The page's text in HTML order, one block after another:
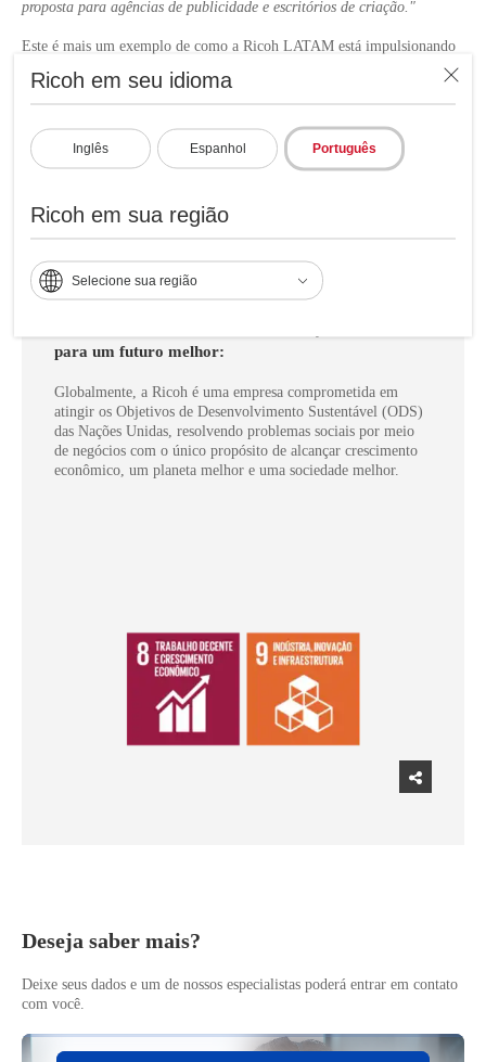
Ricoh em seu idioma
Inglês Espanhol Português
Ricoh em sua região
Selecione sua região
proposta para agências de publicidade e escritórios de criação."
Este é mais um exemplo de como a Ricoh LATAM está impulsionando
a transformação digital no setor de artes gráficas, acompanhando seus
clientes em todas as etapas de crescimento. A Gráfica Maguncia e a
Ricoh criam em conjunto experiências inovadoras no espaço de
trabalho, aumentando a produtividade, a qualidade e a capacidade de
resposta a um mercado cada vez mais exigente.
A Ricoh Latin America e Grafico Maguncia em
conjunto em apoio aos Objetivos de
para um futuro melhor:
Globalmente, a Ricoh é uma empresa comprometida em
atingir os Objetivos de Desenvolvimento Sustentável (ODS)
das Nações Unidas, resolvendo problemas sociais por meio
de negócios com o único propósito de alcançar crescimento
econômico, um planeta melhor e uma sociedade melhor.
Deseja saber mais?
Deixe seus dados e um de nossos especialistas poderá entrar em contato
com você.